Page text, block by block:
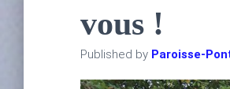
vous !
Published by Paroisse-